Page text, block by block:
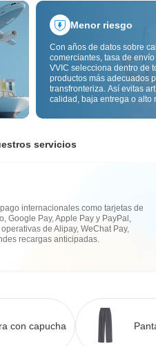
Menor riesgo
Con años de datos sobre
comerciantes, tasa de
VVIC selecciona dentro de
productos más adecuados
transfronteriza. Así evitas
calidad, baja entrega o alto
calidad transfronteriza y las
aduana y posventa.
servicios
internacionales como tarjetas de
Google Pay, Apple Pay y PayPal,
de Alipay, WeChat Pay,
recargas anticipadas.
con capucha